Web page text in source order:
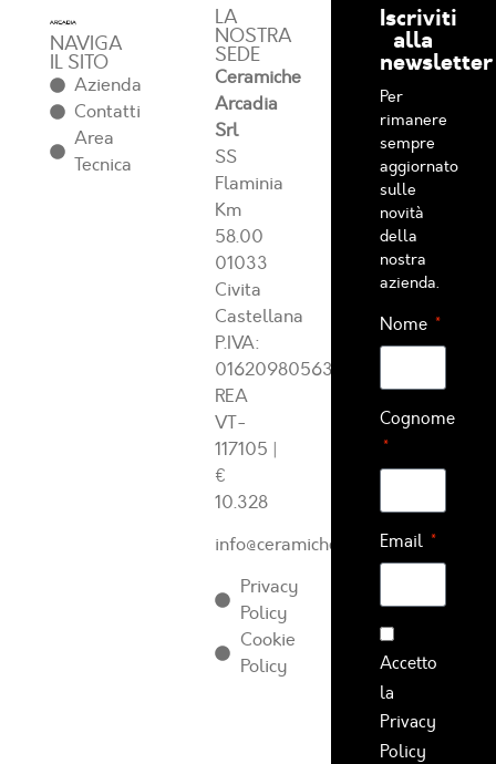
NAVIGA
IL SITO
Azienda
Contatti
Area
Tecnica
LA
NOSTRA
SEDE
Ceramiche
Arcadia
Srl
SS
Flaminia
Km
58.00
01033
Civita
Castellana
P.IVA:
01620980563
REA
VT-
117105 |
€
10.328
info@ceramichearcadia.com
Privacy
Policy
Cookie
Policy
Iscriviti
alla
newsletter
Per
rimanere
sempre
aggiornato
sulle
novità
della
nostra
azienda.
Nome
Cognome
Email
Accetto
la
Privacy
Policy